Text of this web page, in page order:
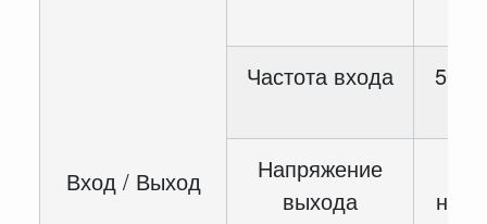
Вход / Выход
Частота входа
50 /
Напряжение
выхода